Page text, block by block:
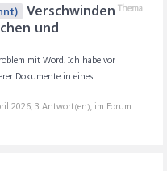
Thema
Verschwinden
und
mit Word. Ich habe vor
Dokumente in eines
2026, 3 Antwort(en), im Forum: